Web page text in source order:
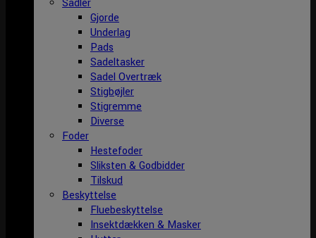
Sadler
Gjorde
Underlag
Pads
Sadeltasker
Sadel Overtræk
Stigbøjler
Stigremme
Diverse
Foder
Hestefoder
Sliksten & Godbidder
Tilskud
Beskyttelse
Fluebeskyttelse
Insektdækken & Masker